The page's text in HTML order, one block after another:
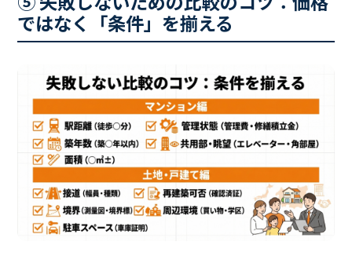
ではなく「条件」を揃える